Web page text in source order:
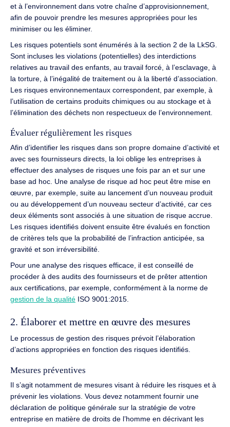
et à l’environnement dans votre chaîne d’approvisionnement,
afin de pouvoir prendre les mesures appropriées pour les
minimiser ou les éliminer.
Les risques potentiels sont énumérés à la section 2 de la LkSG.
Sont incluses les violations (potentielles) des interdictions
relatives au travail des enfants, au travail forcé, à l’esclavage, à
la torture, à l’inégalité de traitement ou à la liberté d’association.
Les risques environnementaux correspondent, par exemple, à
l’utilisation de certains produits chimiques ou au stockage et à
l’élimination des déchets non respectueux de l’environnement.
Évaluer régulièrement les risques
Afin d’identifier les risques dans son propre domaine d’activité et
avec ses fournisseurs directs, la loi oblige les entreprises à
effectuer des analyses de risques une fois par an et sur une
base ad hoc. Une analyse de risque ad hoc peut être mise en
œuvre, par exemple, suite au lancement d’un nouveau produit
ou au développement d’un nouveau secteur d’activité, car ces
deux éléments sont associés à une situation de risque accrue.
Les risques identifiés doivent ensuite être évalués en fonction
de critères tels que la probabilité de l’infraction anticipée, sa
gravité et son irréversibilité.
Pour une analyse des risques efficace, il est conseillé de
procéder à des audits des fournisseurs et de prêter attention
aux certifications, par exemple, conformément à la norme de
gestion de la qualité ISO 9001:2015.
2. Élaborer et mettre en œuvre des mesures
Le processus de gestion des risques prévoit l’élaboration
d’actions appropriées en fonction des risques identifiés.
Mesures préventives
Il s’agit notamment de mesures visant à réduire les risques et à
prévenir les violations. Vous devez notamment fournir une
déclaration de politique générale sur la stratégie de votre
entreprise en matière de droits de l’homme en décrivant les